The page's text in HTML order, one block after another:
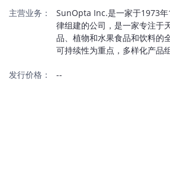
主营业务：
SunOpta Inc.是一家于1973
律组建的公司，是一家专注于
品、植物和水果食品和饮料的
可持续性为重点，多样化产品
豆、椰子和米奶和奶精，在较
发行价格： --